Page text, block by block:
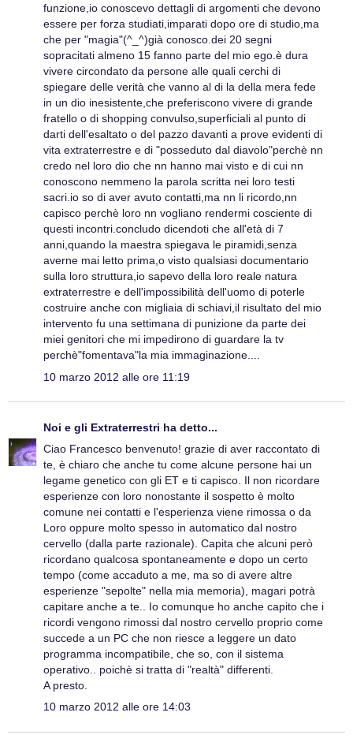
funzione,io conoscevo dettagli di argomenti che devono
essere per forza studiati,imparati dopo ore di studio,ma
che per "magia"(^_^)già conosco.dei 20 segni
sopracitati almeno 15 fanno parte del mio ego.è dura
vivere circondato da persone alle quali cerchi di
spiegare delle verità che vanno al di la della mera fede
in un dio inesistente,che preferiscono vivere di grande
fratello o di shopping convulso,superficiali al punto di
darti dell'esaltato o del pazzo davanti a prove evidenti di
vita extraterrestre e di "posseduto dal diavolo"perchè nn
credo nel loro dio che nn hanno mai visto e di cui nn
conoscono nemmeno la parola scritta nei loro testi
sacri.io so di aver avuto contatti,ma nn li ricordo,nn
capisco perchè loro nn vogliano rendermi cosciente di
questi incontri.concludo dicendoti che all'età di 7
anni,quando la maestra spiegava le piramidi,senza
averne mai letto prima,o visto qualsiasi documentario
sulla loro struttura,io sapevo della loro reale natura
extraterrestre e dell'impossibilità dell'uomo di poterle
costruire anche con migliaia di schiavi,il risultato del mio
intervento fu una settimana di punizione da parte dei
miei genitori che mi impedirono di guardare la tv
perchè"fomentava"la mia immaginazione....
10 marzo 2012 alle ore 11:19
Noi e gli Extraterrestri ha detto...
Ciao Francesco benvenuto! grazie di aver raccontato di
te, è chiaro che anche tu come alcune persone hai un
legame genetico con gli ET e ti capisco. Il non ricordare
esperienze con loro nonostante il sospetto è molto
comune nei contatti e l'esperienza viene rimossa o da
Loro oppure molto spesso in automatico dal nostro
cervello (dalla parte razionale). Capita che alcuni però
ricordano qualcosa spontaneamente e dopo un certo
tempo (come accaduto a me, ma so di avere altre
esperienze "sepolte" nella mia memoria), magari potrà
capitare anche a te.. Io comunque ho anche capito che i
ricordi vengono rimossi dal nostro cervello proprio come
succede a un PC che non riesce a leggere un dato
programma incompatibile, che so, con il sistema
operativo.. poichè si tratta di "realtà" differenti.
A presto.
10 marzo 2012 alle ore 14:03